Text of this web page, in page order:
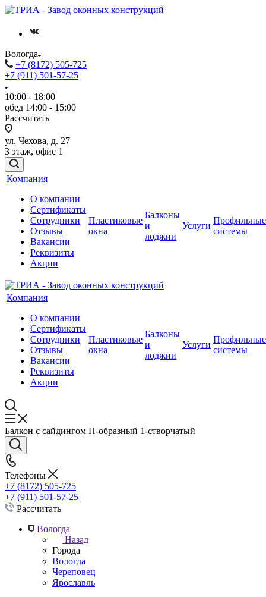
Вологда
+7 (8172) 505-725
+7 (911) 501-57-25
10:00 - 18:00
обед 14:00 - 15:00
Рассчитать
ул. Чехова, д. 27
3 этаж, офис 1
Компания
О компании
Сертификаты
Сотрудники
Отзывы
Вакансии
Реквизиты
Акции
Пластиковые
окна
Балконы
и
лоджии
Услуги
Профильные
системы
Компания
О компании
Сертификаты
Сотрудники
Отзывы
Вакансии
Реквизиты
Акции
Пластиковые
окна
Балконы
и
лоджии
Услуги
Профильные
системы
Балкон с сайдингом П-образный 1-створчатый
Телефоны
+7 (8172) 505-725
+7 (911) 501-57-25
Рассчитать
Вологда
Назад
Города
Вологда
Череповец
Ярославль